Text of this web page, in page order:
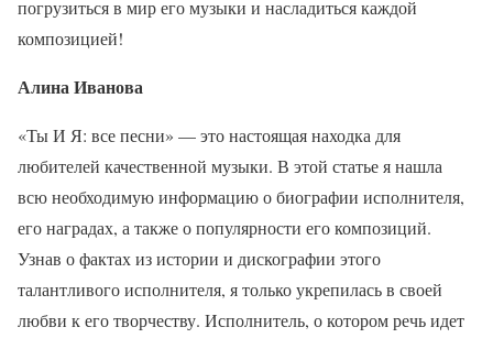
погрузиться в мир его музыки и насладиться каждой
композицией!
Алина Иванова
«Ты И Я: все песни» — это настоящая находка для
любителей качественной музыки. В этой статье я нашла
всю необходимую информацию о биографии исполнителя,
его наградах, а также о популярности его композиций.
Узнав о фактах из истории и дискографии этого
талантливого исполнителя, я только укрепилась в своей
любви к его творчеству. Исполнитель, о котором речь идет